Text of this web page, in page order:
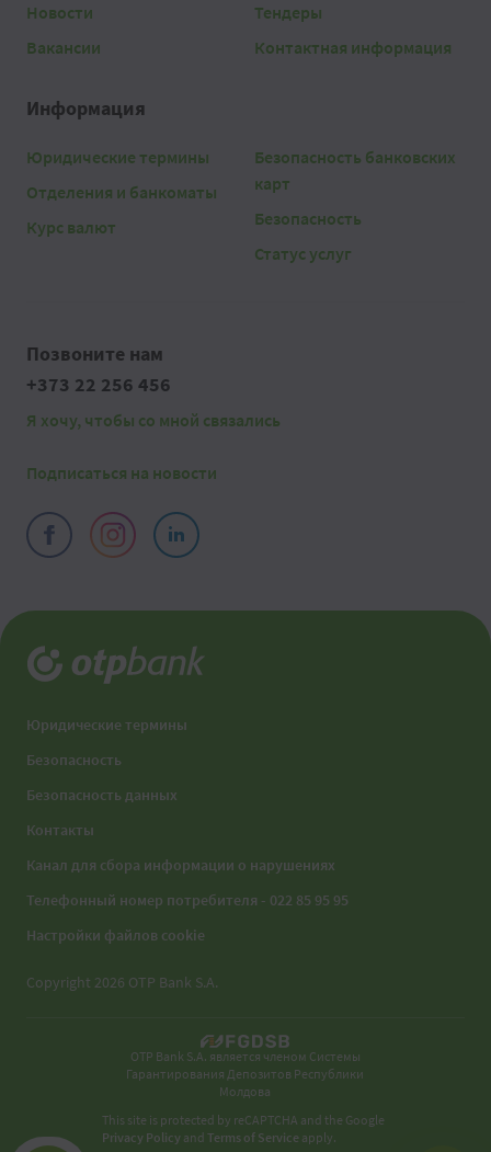
Новости
Вакансии
Тендеры
Контактная информация
Информация
Юридические термины
Отделения и банкоматы
Курс валют
Безопасность банковских
карт
Безопасность
Статус услуг
Позвоните нам
+373 22 256 456
Я хочу, чтобы со мной связались
Подписаться на новости
Юридические термины
Безопасность
Безопасность данных
Контакты
Канал для сбора информации о нарушениях
Телефонный номер потребителя - 022 85 95 95
Настройки файлов cookie
Copyright 2026 OTP Bank S.A.
OTP Bank S.A. является членом Системы
Гарантирования Депозитов Республики
Молдова
This site is protected by reCAPTCHA and the Google
Privacy Policy andTerms of Service apply.